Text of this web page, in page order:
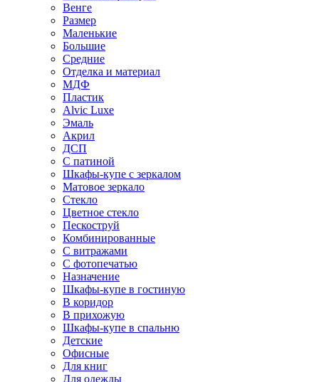
Венге
Размер
Маленькие
Большие
Средние
Отделка и материал
МДФ
Пластик
Alvic Luxe
Эмаль
Акрил
ДСП
С патиной
Шкафы-купе с зеркалом
Матовое зеркало
Стекло
Цветное стекло
Пескоструй
Комбинированные
С витражами
С фотопечатью
Назначение
Шкафы-купе в гостиную
В коридор
В прихожую
Шкафы-купе в спальню
Детские
Офисные
Для книг
Для одежды